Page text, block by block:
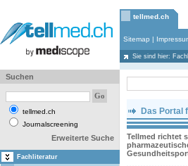
tellmed.ch
Sitemap |
Sie sind hier:
Suchen
tellmed.ch
Journalscreening
Erweiterte Suche
Fachliteratur
Das Portal
Tellmed richtet